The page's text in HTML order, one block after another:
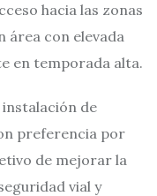
hacia las zonas
área con elevada
en temporada alta.
de
preferencia por
de mejorar la
vial y